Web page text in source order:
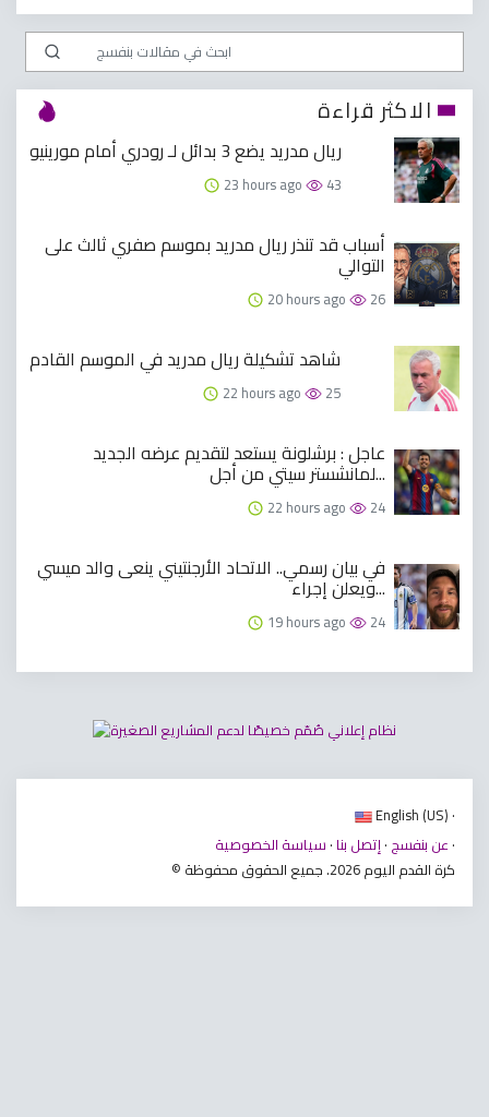
الاكثر قراءة
ريال مدريد يضع 3 بدائل لـ رودري أمام مورينيو
23 hours ago 43
أسباب قد تنذر ريال مدريد بموسم صفري ثالث على
التوالي
20 hours ago 26
شاهد تشكيلة ريال مدريد في الموسم القادم
22 hours ago 25
عاجل : برشلونة يستعد لتقديم عرضه الجديد
لمانشستر سيتي من أجل...
22 hours ago 24
في بيان رسمي.. الاتحاد الأرجنتيني ينعى والد ميسي
ويعلن إجراء...
19 hours ago 24
English (US) ·
عن بنفسج ·إتصل بنا · سياسة الخصوصية
·
© كرة القدم اليوم 2026. جميع الحقوق محفوظة